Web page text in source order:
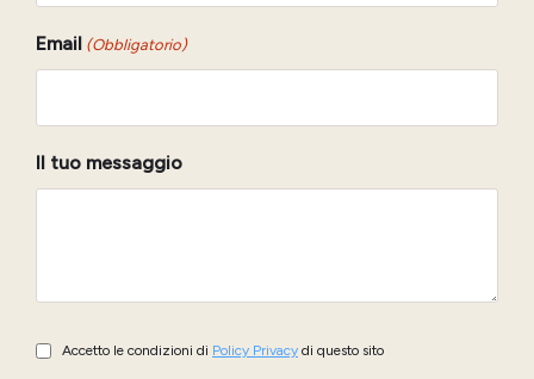
Email (Obbligatorio)
Il tuo messaggio
PolicyAccetto le condizioni di Policy Privacy di questo sito